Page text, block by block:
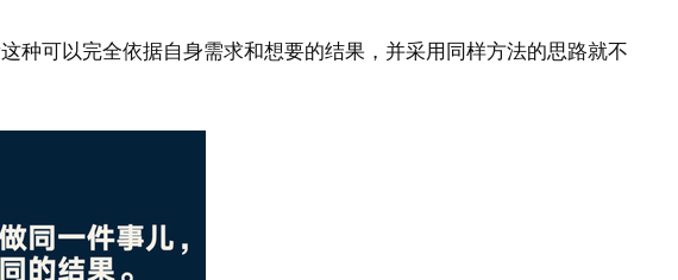
种可以完全依据自身需求和想要的结果，并采用同样方法的思路就不